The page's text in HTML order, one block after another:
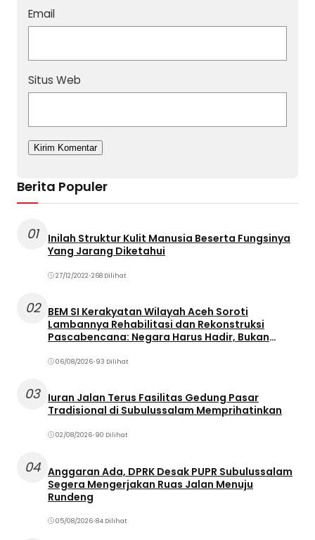
Email
Situs Web
Berita Populer
01
Inilah Struktur Kulit Manusia Beserta Fungsinya
Yang Jarang Diketahui
27/12/2022•268 Dilihat
02
BEM SI Kerakyatan Wilayah Aceh Soroti
Lambannya Rehabilitasi dan Rekonstruksi
Pascabencana: Negara Harus Hadir, Bukan
06/08/2026•93 Dilihat
03 Iuran Jalan Terus Fasilitas Gedung Pasar
Tradisional di Subulussalam Memprihatinkan
02/08/2026•90 Dilihat
04 Anggaran Ada, DPRK Desak PUPR Subulussalam
Segera Mengerjakan Ruas Jalan Menuju
Rundeng
05/08/2026•84 Dilihat